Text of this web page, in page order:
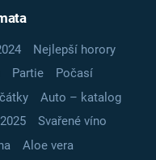
Nejlepší horory
Partie
Počasí
Auto – katalog
Svařené víno
Aloe vera